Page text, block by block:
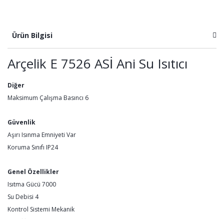
Ürün Bilgisi
Arçelik E 7526 ASİ Ani Su Isıtıcı
Diğer
Maksimum Çalışma Basıncı 6
Güvenlik
Aşırı Isınma Emniyeti Var
Koruma Sınıfı IP24
Genel Özellikler
Isıtma Gücü 7000
Su Debisi 4
Kontrol Sistemi Mekanik